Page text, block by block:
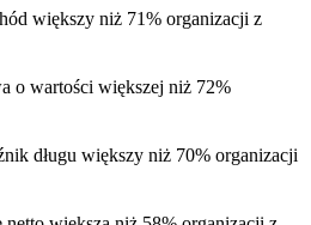
większy niż 71% organizacji z
o wartości większej niż 72%
długu większy niż 70% organizacji